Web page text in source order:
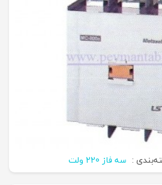
: سه فاز 220 ولت